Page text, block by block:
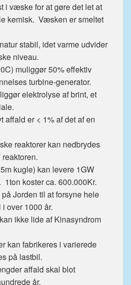
i væske for at gøre det let at
kemisk. Væsken er smeltet
stabil, idet varme udvider
niveau.
muliggør 50% effektiv
turbine-generator.
elektrolyse af brint, et
affald er < 1% af det af en
reaktorer kan nedbrydes
kugle) kan levere 1GW
1ton koster ca. 600.000Kr.
Jorden til at forsyne hele
over 1000 år.
ikke lide af Kinasyndrom
kan fabrikeres i varierede
på lastbil.
affald skal blot
år.